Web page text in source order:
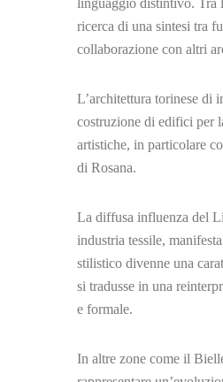
linguaggio distintivo. Tra
ricerca di una sintesi tra
collaborazione con altri
L’architettura torinese di
costruzione di edifici per
artistiche, in particolare
di Rosana.
La diffusa influenza del
industria tessile,
stilistico divenne una
si tradusse in una
e formale.
In altre zone come il